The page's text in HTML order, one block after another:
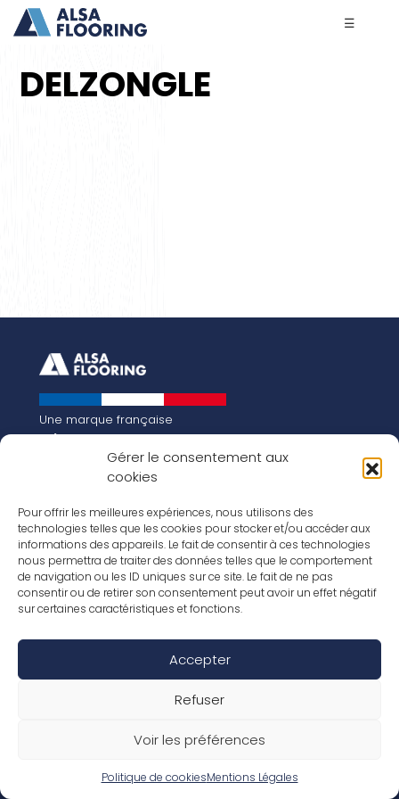
Gérer le consentement aux
cookies
Pour offrir les meilleures expériences, nous utilisons des
technologies telles que les cookies pour stocker et/ou accéder aux
informations des appareils. Le fait de consentir à ces technologies
nous permettra de traiter des données telles que le comportement
de navigation ou les ID uniques sur ce site. Le fait de ne pas
consentir ou de retirer son consentement peut avoir un effet négatif
sur certaines caractéristiques et fonctions.
Accepter
Refuser
Voir les préférences
Politique de cookiesMentions Légales
☰
DELZONGLE
Une marque française
Qui sommes-nous
Notre histoire
Les chiffres clés
FR
EN
Nos revêtements
Nos Stratifiés
Nos accessoires
Nos parquets
Conditions de garantie
Déclaration de performance
Politique de confidentialité